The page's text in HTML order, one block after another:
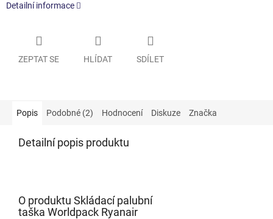
Detailní informace
ZEPTAT SE HLÍDAT SDÍLET
Popis Podobné (2) Hodnocení Diskuze Značka
Detailní popis produktu
O produktu Skládací palubní
taška Worldpack Ryanair